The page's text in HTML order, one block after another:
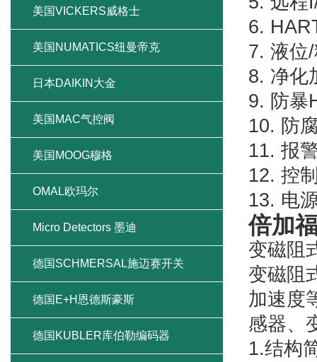
6.
7. 液位
8. 净化
9. 防暴
10. 防
11. 报
12. 控
13. 电
倍加
变磁阻
变磁阻
加速度
感器、
1.结构
美国VICKERS威格士
美国NUMATICS纽曼帝克
日本DAIKIN大金
美国MAC气控阀
美国MOOG穆格
OMAL欧玛尔
Micro Detectors 墨迪
德国SCHMERSAL施迈赛开关
德国E+H恩德斯豪斯
德国KUBLER库伯勒编码器